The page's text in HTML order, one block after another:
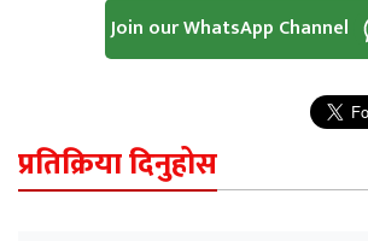
Join our WhatsApp Channel
प्रतिक्रिया दिनुहोस